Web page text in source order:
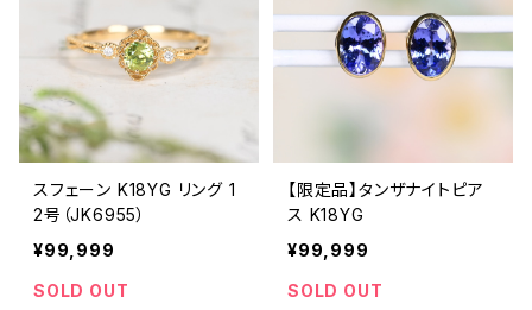
スフェーン K18YG リング 1
2号（JK6955）
¥99,999
SOLD OUT
【限定品】タンザナイトピア
ス K18YG
¥99,999
SOLD OUT